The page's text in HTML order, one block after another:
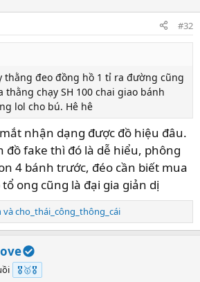
#32
thằng đeo đồng hồ 1 tỉ ra đường cũng
thằng chạy SH 100 chai giao bánh
lol cho bú. Hê hê
nhận dạng được đồ hiệu đâu.
đồ fake thì đó là dễ hiểu, phông
4 bánh trước, đéo cần biết mua
ong cũng là đại gia giản dị
vàcho_thái_công_thông_cái
🎖️🥇🎖️